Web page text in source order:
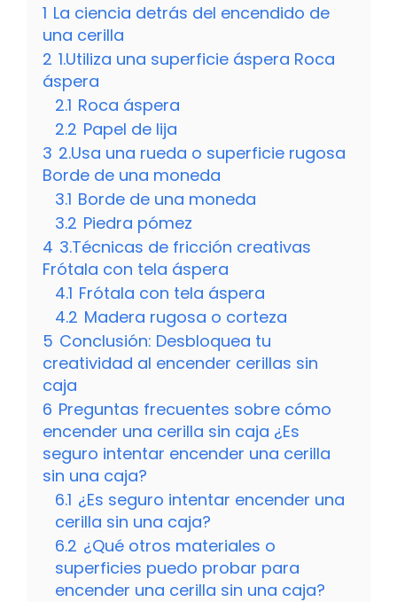
1 La ciencia detrás del encendido de
una cerilla
2 1.Utiliza una superficie áspera Roca
áspera
2.1 Roca áspera
2.2 Papel de lija
3 2.Usa una rueda o superficie rugosa
Borde de una moneda
3.1 Borde de una moneda
3.2 Piedra pómez
4 3.Técnicas de fricción creativas
Frótala con tela áspera
4.1 Frótala con tela áspera
4.2 Madera rugosa o corteza
5 Conclusión: Desbloquea tu
creatividad al encender cerillas sin
caja
6 Preguntas frecuentes sobre cómo
encender una cerilla sin caja ¿Es
seguro intentar encender una cerilla
sin una caja?
6.1 ¿Es seguro intentar encender una
cerilla sin una caja?
6.2 ¿Qué otros materiales o
superficies puedo probar para
encender una cerilla sin una caja?